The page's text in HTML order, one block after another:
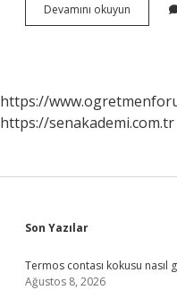
Devamını okuyun Güvenlik
Tedbirleri
https://
https://senakademi.com.tr
Sidebar
Son Yazılar
Termos contası kokusu nasıl
Ağustos 8, 2026